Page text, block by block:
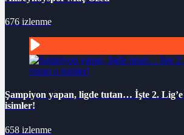
676 izlenme
Şampiyon yapan, ligde tutan… İşte 2.
isimler!
658 izlenme